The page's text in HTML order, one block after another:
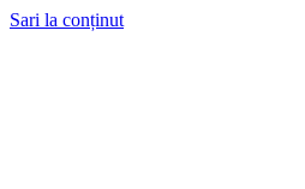
Sari la conținut